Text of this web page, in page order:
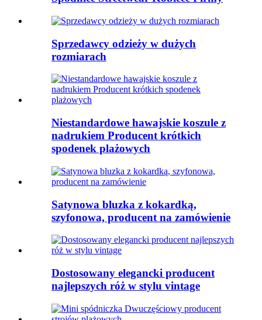
Sprzedawcy odzieży w dużych
rozmiarach
Niestandardowe hawajskie koszule z
nadrukiem Producent krótkich
spodenek plażowych
Satynowa bluzka z kokardką,
szyfonowa, producent na zamówienie
Dostosowany elegancki producent
najlepszych róż w stylu vintage